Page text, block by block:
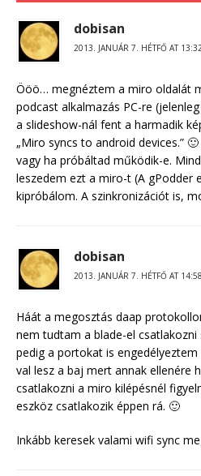
dobisan
2013. JANUÁR 7. HÉTFŐ AT
Ööö… megnéztem a miro oldalát
podcast alkalmazás PC-re
a slideshow-nál fent a harmadik
„Miro syncs to android devices.”
vagy ha próbáltad működik-e.
leszedem ezt a miro-t (A gPodder
kipróbálom. A szinkronizációt is,
dobisan
2013. JANUÁR 7. HÉTFŐ AT 14:58
Háát a megosztás daap
nem tudtam a blade-el csatlakozni
pedig a portokat is
val lesz a baj mert annak ellenére
csatlakozni a miro kilépésnél
eszköz csatlakozik éppen rá. 🙂
Inkább keresek valami wifi sync